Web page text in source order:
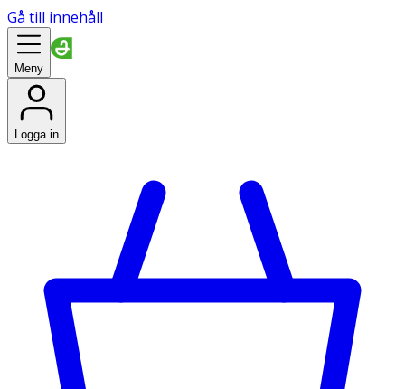
Gå till innehåll
Meny
Logga in